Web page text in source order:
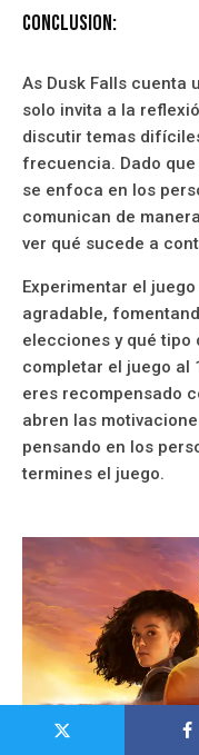
Conclusion:
As Dusk Falls cuenta
solo invita a la
discutir temas
frecuencia. Dado
se enfoca en los
comunican de
ver qué sucede a
Experimentar el
agradable,
elecciones y qué tipo
completar el juego al
eres recompensado
abren las
pensando en los
termines el juego.